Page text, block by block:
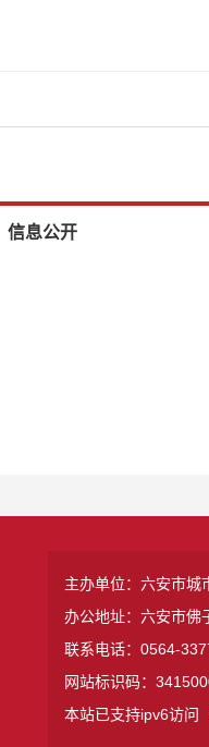
信息公开
主办单位：六安市城
办公地址：六安市佛
联系电话：0564-
网站标识码：
本站已支持ipv6访问